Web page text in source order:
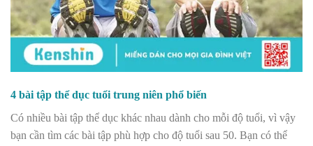
4 bài tập thể dục tuổi trung niên phổ biến
Có nhiều bài tập thể dục khác nhau dành cho mỗi độ tuổi, vì vậy
bạn cần tìm các bài tập phù hợp cho độ tuổi sau 50. Bạn có thể